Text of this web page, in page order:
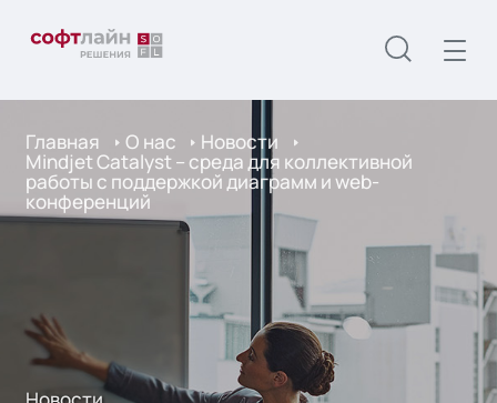
Главная О нас Новости
Mindjet Catalyst – среда для коллективной
работы с поддержкой диаграмм и web-
конференций